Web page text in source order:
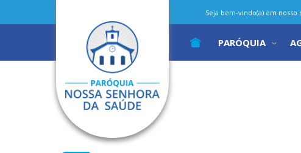
Seja bem-vindo(a) em nosso
PARÓQUIA